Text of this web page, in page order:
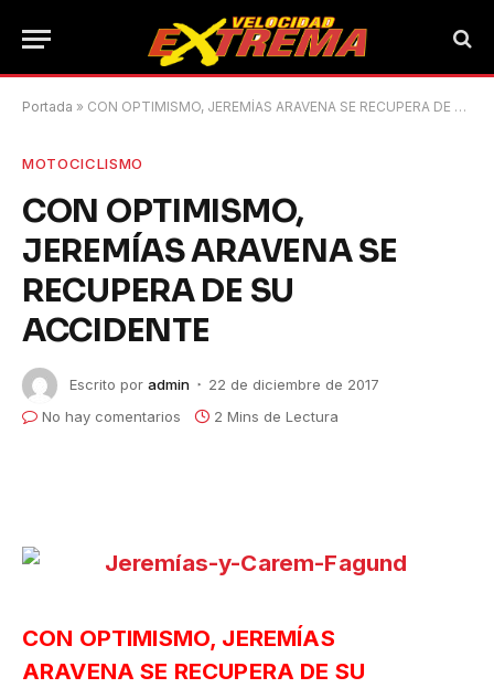
Portada » CON OPTIMISMO, JEREMÍAS ARAVENA SE RECUPERA DE SU ACCIDENTE
MOTOCICLISMO
CON OPTIMISMO,
JEREMÍAS ARAVENA SE
RECUPERA DE SU
ACCIDENTE
Escrito por admin
22 de diciembre de 2017
No hay comentarios
2 Mins de Lectura
CON OPTIMISMO, JEREMÍAS
ARAVENA SE RECUPERA DE SU